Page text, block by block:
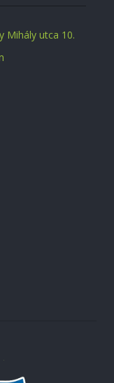
Mihály utca 10.